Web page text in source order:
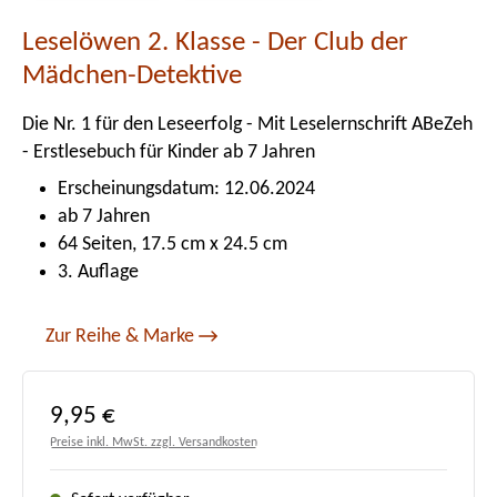
Leselöwen 2. Klasse - Der Club der
Mädchen-Detektive
Die Nr. 1 für den Leseerfolg - Mit Leselernschrift ABeZeh
- Erstlesebuch für Kinder ab 7 Jahren
Erscheinungsdatum: 12.06.2024
ab 7 Jahren
64 Seiten, 17.5 cm x 24.5 cm
3. Auflage
Zur Reihe & Marke
Regulärer Preis:
9,95 €
Preise inkl. MwSt. zzgl. Versandkosten